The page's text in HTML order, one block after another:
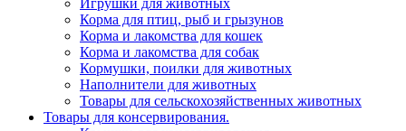
Корма для птиц, рыб и грызунов
Корма и лакомства для кошек
Корма и лакомства для собак
Кормушки, поилки для животных
Наполнители для животных
Товары для сельскохозяйственных животных
Товары для консервирования.